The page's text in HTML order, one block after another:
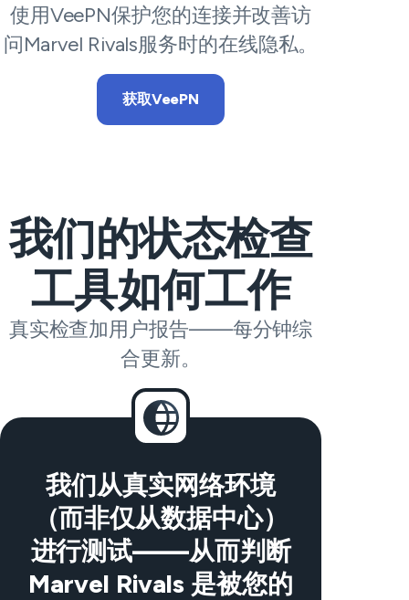
使用VeePN保护您的连接并改善访
问Marvel Rivals服务时的在线隐私。
获取VeePN
我们的状态检查
工具如何工作
真实检查加用户报告——每分钟综
合更新。
我们从真实网络环境
（而非仅从数据中心）
进行测试——从而判断
Marvel Rivals 是被您的